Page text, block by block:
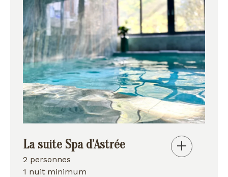
La suite Spa d’Astrée
2 personnes
1 nuit minimum